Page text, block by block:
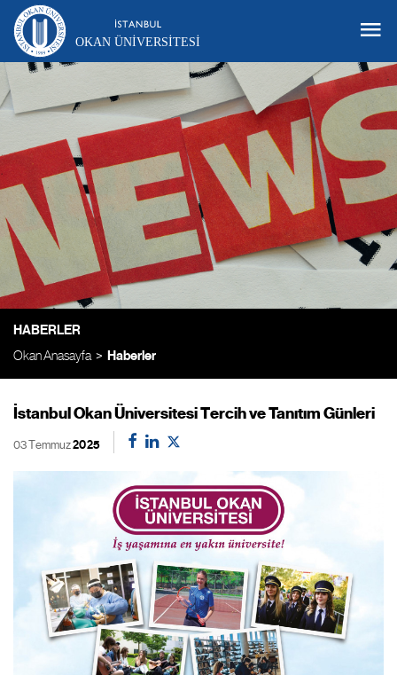
OKAN ÜNIVERSITESI
HABERLER
Okan Anasayfa Haberler
İstanbul Okan Üniversitesi Tercih ve Tanıtım Günleri
03 Temmuz2025